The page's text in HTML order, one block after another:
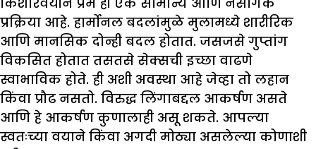
प्रक्रिया आहे. हार्मोनल बदलांमुळे मुलामध्ये शारीरिक
आणि मानसिक दोन्ही बदल होतात. जसजसे गुप्तांग
विकसित होतात तसतसे सेक्सची इच्छा वाढणे
स्वाभाविक होते. ही अशी अवस्था आहे जेव्हा तो लहान
किंवा प्रौढ नसतो. विरुद्ध लिंगाबद्दल आकर्षण असते
आणि हे आकर्षण कुणालाही असू शकते. आपल्या
स्वतःच्या वयाने किंवा अगदी मोठ्या असलेल्या कोणाशी